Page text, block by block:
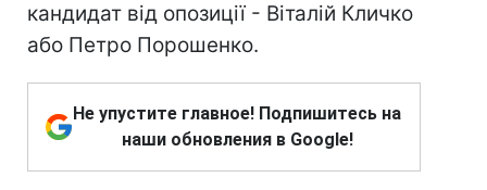
кандидат від опозиції - Віталій Кличко
або Петро Порошенко.
Не упустите главное! Подпишитесь на
наши обновления в Google!